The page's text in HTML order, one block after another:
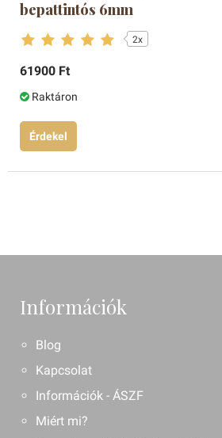
bepattintós 6mm
2x
61900 Ft
Raktáron
Érdekel
Információk
Blog
Kapcsolat
Információk - ÁSZF
Miért mi?